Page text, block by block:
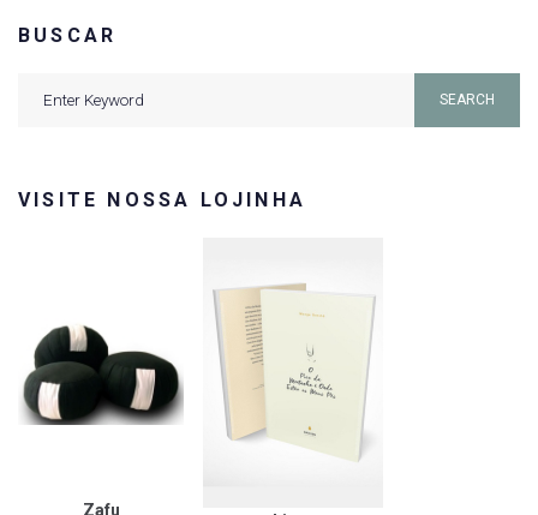
BUSCAR
SEARCH
VISITE NOSSA LOJINHA
Zafu